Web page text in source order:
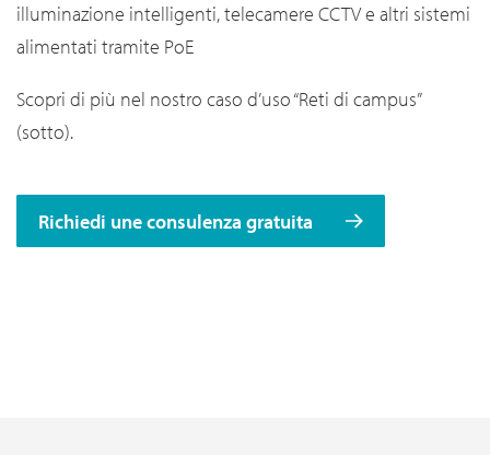
illuminazione intelligenti, telecamere CCTV e altri sistemi
alimentati tramite PoE
Scopri di più nel nostro caso d’uso “Reti di campus”
(sotto).
Richiedi une consulenza gratuita